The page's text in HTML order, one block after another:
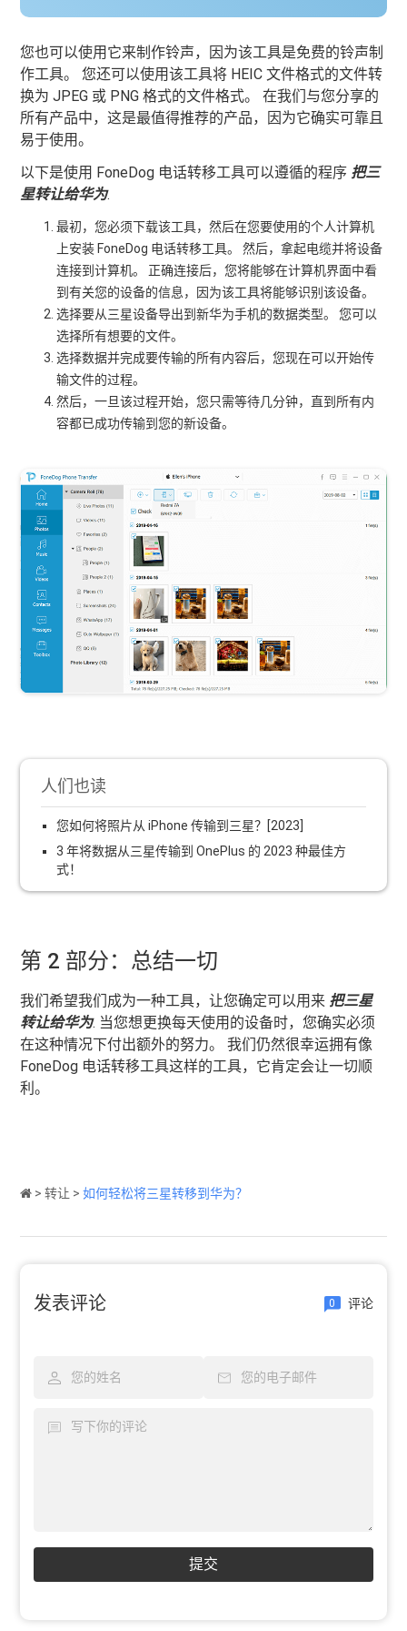
您也可以使用它来制作铃声，因为该工具是免费的铃声制
作工具。 您还可以使用该工具将 HEIC 文件格式的文件转
换为 JPEG 或 PNG 格式的文件格式。 在我们与您分享的
所有产品中，这是最值得推荐的产品，因为它确实可靠且
易于使用。
以下是使用 FoneDog 电话转移工具可以遵循的程序 把三
星转让给华为.
最初，您必须下载该工具，然后在您要使用的个人计算机
上安装 FoneDog 电话转移工具。 然后，拿起电缆并将设备
连接到计算机。 正确连接后，您将能够在计算机界面中看
到有关您的设备的信息，因为该工具将能够识别该设备。
选择要从三星设备导出到新华为手机的数据类型。 您可以
选择所有想要的文件。
选择数据并完成要传输的所有内容后，您现在可以开始传
输文件的过程。
然后，一旦该过程开始，您只需等待几分钟，直到所有内
容都已成功传输到您的新设备。
人们也读
您如何将照片从 iPhone 传输到三星？[2023]
3 年将数据从三星传输到 OnePlus 的 2023 种最佳方
式！
第 2 部分：总结一切
我们希望我们成为一种工具，让您确定可以用来 把三星
转让给华为. 当您想更换每天使用的设备时，您确实必须
在这种情况下付出额外的努力。 我们仍然很幸运拥有像
FoneDog 电话转移工具这样的工具，它肯定会让一切顺
利。
>转让 >如何轻松将三星转移到华为？
发表评论 0 评论
提交